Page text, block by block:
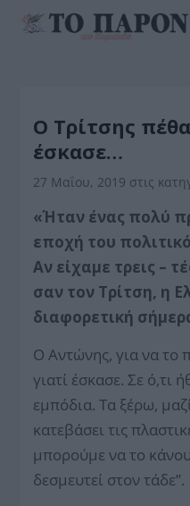
Ο Τρίτσης
έσκασε…
27 Μαΐου, 2019 στις
«Ήταν ένας πολύ
εποχή του
Αν είχαμε τρεις –
σαν τον Τρίτση, η
διαφορετική
Ο Αντώνης, για να το
γιατί έσκασε. Σε ό,τι
εμπόδια. Τα ξέρω,
κατεβάσει τις
μπορούμε να το
δεσμευτεί στον τάδε’’.